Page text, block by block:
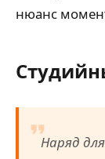
нюанс
Наряд